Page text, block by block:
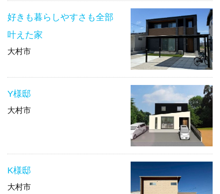
好きも暮らしやすさも全部
叶えた家
大村市
Y様邸
大村市
K様邸
大村市